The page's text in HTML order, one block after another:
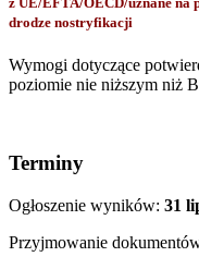
drodze nostryfikacji
Wymogi dotyczące
poziomie nie niższym niż
Terminy
Ogłoszenie wyników: 31
Przyjmowanie